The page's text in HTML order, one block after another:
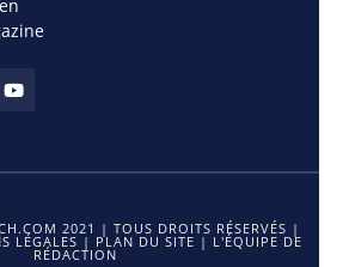
2021 | TOUS DROITS RÉSERVÉS |
LÉGALES | PLAN DU SITE | L'ÉQUIPE DE
RÉDACTION